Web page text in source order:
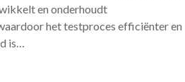
en onderhoudt
het testproces efficiënter en
is…